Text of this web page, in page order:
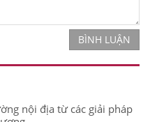
BÌNH LUẬN
nội địa từ các giải pháp